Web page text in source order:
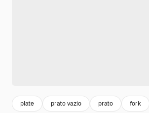
plate prato vazio prato fork